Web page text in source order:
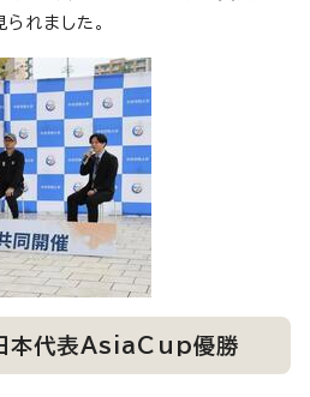
れました。
本代表AsiaCup優勝